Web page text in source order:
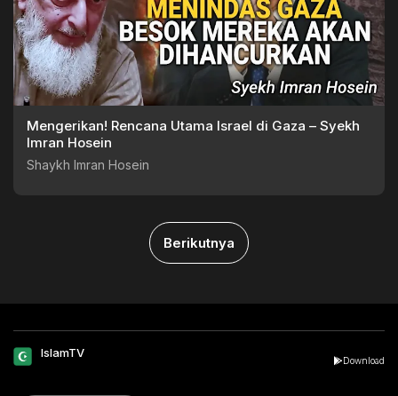
Mengerikan! Rencana Utama Israel di Gaza – Syekh
Imran Hosein
Shaykh Imran Hosein
Berikutnya
IslamTV
Download